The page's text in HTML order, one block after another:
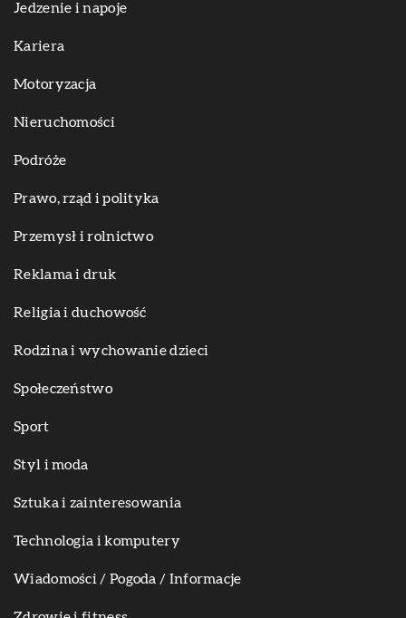
Jedzenie i napoje
Kariera
Motoryzacja
Nieruchomości
Podróże
Prawo, rząd i polityka
Przemysł i rolnictwo
Reklama i druk
Religia i duchowość
Rodzina i wychowanie dzieci
Społeczeństwo
Sport
Styl i moda
Sztuka i zainteresowania
Technologia i komputery
Wiadomości / Pogoda / Informacje